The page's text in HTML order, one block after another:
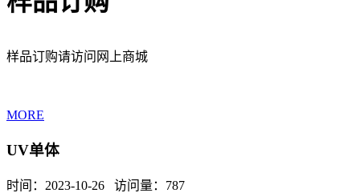
样品订购请访问网上商城
MORE
UV单体
时间：2023-10-26 访问量： 787